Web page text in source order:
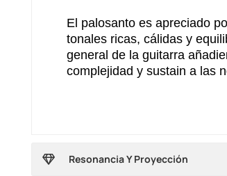
El palosanto es apreciado
tonales ricas, cálidas y
general de la guitarra
complejidad y sustain a las
Resonancia Y Proyección